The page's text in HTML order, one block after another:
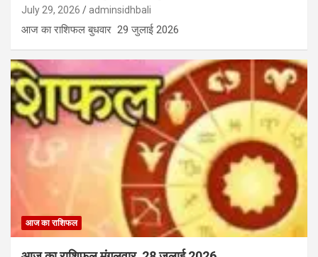
July 29, 2026 adminsidhbali
आज का राशिफल बुधवार 29 जुलाई 2026
आज का राशिफल